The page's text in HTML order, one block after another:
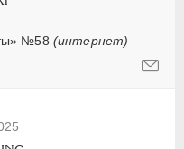
№58 (интернет)